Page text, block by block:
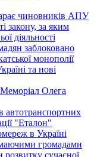
чиновників АПУ
закону, за яким
діяльності
заблоковано
монополії
та нові
Олега
автотранспортних
"Еталон"
в Україні
громадами
сучасної